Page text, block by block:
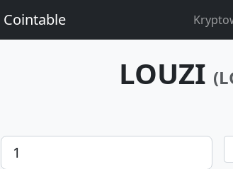
Cointable
LOUZI
Betrag